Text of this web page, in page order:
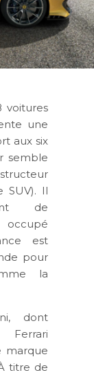
voitures
une
aux six
semble
SUV). Il
de
est
pour
la
dont
Ferrari
marque
titre de